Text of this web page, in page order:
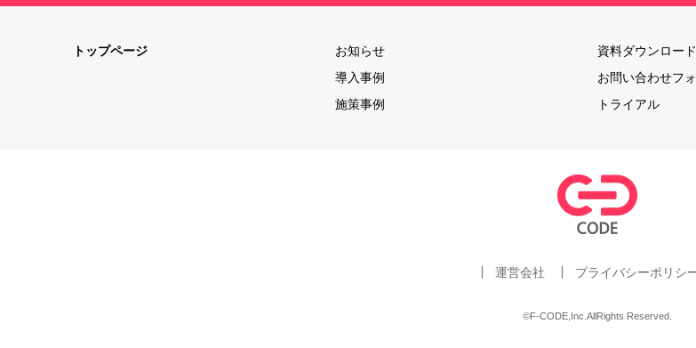
トップページ
お知らせ
導入事例
施策事例
資料ダウンロード
お問い合わせフ
トライアル
運営会社 プライバシーポリシ
©F-CODE,Inc.AllRights Reserved.